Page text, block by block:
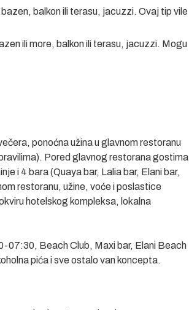
balkon ili terasu, jacuzzi. Ovaj tip vile
ili more, balkon ili terasu, jacuzzi. Mogu
ponoćna užina u glavnom restoranu
Pored glavnog restorana gostima
i 4 bara (Quaya bar, Lalia bar, Elani bar,
restoranu, užine, voće i poslastice
hotelskog kompleksa, lokalna
07:30, Beach Club, Maxi bar, Elani Beach
pića i sve ostalo van koncepta.